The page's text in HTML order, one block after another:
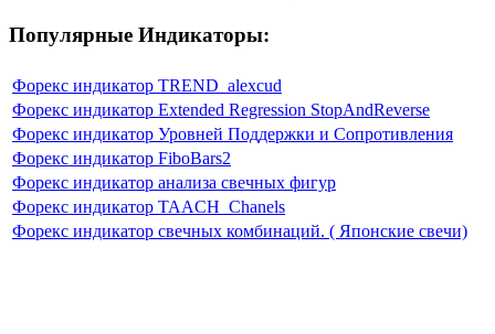
Популярные Индикаторы:
Форекс индикатор TREND_alexcud
Форекс индикатор Extended Regression StopAndReverse
Форекс индикатор Уровней Поддержки и Сопротивления
Форекс индикатор FiboBars2
Форекс индикатор анализа свечных фигур
Форекс индикатор TAACH_Chanels
Форекс индикатор свечных комбинаций. ( Японские свечи)